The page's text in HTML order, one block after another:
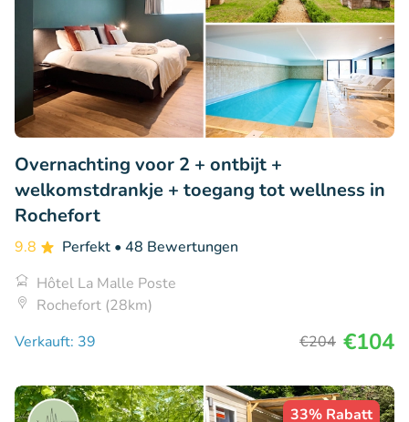
Overnachting voor 2 + ontbijt +
welkomstdrankje + toegang tot wellness in
Rochefort
9.8 Perfekt • 48 Bewertungen
Hôtel La Malle Poste
Rochefort (28km)
Verkauft: 39
€204 €104
33% Rabatt